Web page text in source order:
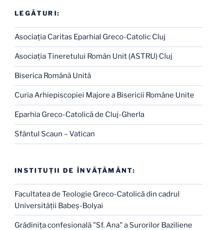
LEGĂTURI:
Asociaţia Caritas Eparhial Greco-Catolic Cluj
Asociaţia Tineretului Român Unit (ASTRU) Cluj
Biserica Română Unită
Curia Arhiepiscopiei Majore a Bisericii Române Unite
Eparhia Greco-Catolică de Cluj-Gherla
Sfântul Scaun – Vatican
INSTITUŢII DE ÎNVĂŢĂMÂNT:
Facultatea de Teologie Greco-Catolică din cadrul
Universităţii Babeş-Bolyai
Grădiniţa confesională "Sf. Ana" a Surorilor Baziliene